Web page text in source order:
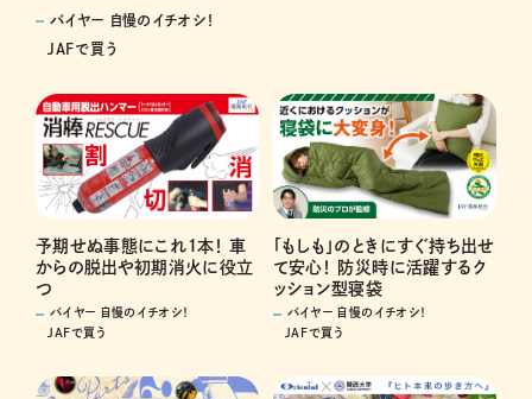
バイヤー 自慢のイチオシ！
JAFで買う
予期せぬ事態にこれ１本！ 車
からの脱出や初期消火に役立
つ
バイヤー 自慢のイチオシ！
JAFで買う
「もしも」のときにすぐ持ち出せ
て安心！ 防災時に活躍するク
ッション型寝袋
バイヤー 自慢のイチオシ！
JAFで買う